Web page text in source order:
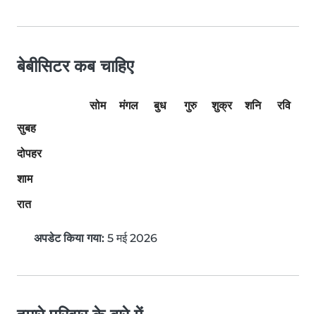
बेबीसिटर कब चाहिए
सोम मंगल बुध गुरु शुक्र शनि
रवि
सुबह
दोपहर
शाम
रात
अपडेट किया गया: 5 मई 2026